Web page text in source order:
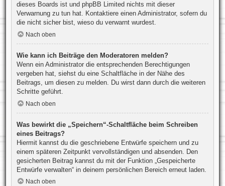
dieses Boards ist und phpBB Limited nichts mit dieser
Verwarnung zu tun hat. Kontaktiere einen Administrator, sofern du
die nicht sicher bist, wieso du verwarnt wurdest.
Nach oben
Wie kann ich Beiträge den Moderatoren melden?
Wenn ein Administrator die entsprechenden Berechtigungen
vergeben hat, siehst du eine Schaltfläche in der Nähe des
Beitrags, um diesen zu melden. Du wirst dann durch die weiteren
Schritte geführt.
Nach oben
Was bewirkt die „Speichern“-Schaltfläche beim Schreiben
eines Beitrags?
Hiermit kannst du die geschriebene Entwürfe speichern und zu
einem späteren Zeitpunkt vervollständigen und absenden. Den
gesicherten Beitrag kannst du mit der Funktion „Gespeicherte
Entwürfe verwalten“ in deinem persönlichen Bereich erneut laden.
Nach oben